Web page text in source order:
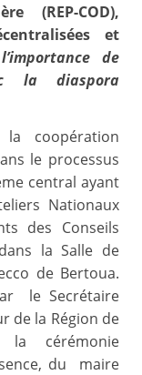
(REP-COD),
et
de
la diaspora
coopération
le processus
central ayant
Nationaux
des Conseils
la Salle de
de Bertoua.
le Secrétaire
de la Région de
la cérémonie
du maire